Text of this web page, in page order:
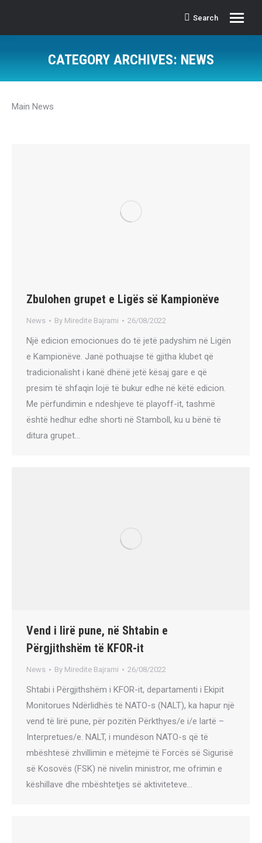
Search:
Search
CATEGORY ARCHIVES: NEWS
Main News
Zbulohen grupet e Ligës së Kampionëve
News By Miredite Bajrami 26/08/2022
Një edicion emocionues do të jetë padyshim në Ligën
e Kampionëve. Janë pothuajse të gjitha klubet që
tradicionalisht i kanë dhënë jetë kësaj gare e që
presim të shfaqin lojë të bukur edhe në këtë edicion.
Me përfundimin e ndeshjeve të playoff-it, tashmë
është hedhur edhe shorti në Stamboll, ku u bënë të
ditura grupet…
Vend i lirë pune, në Shtabin e
Përgjithshëm të KFOR-it
News By Miredite Bajrami 26/08/2022
Shtabi i Përgjithshëm i KFOR-it, departamenti i Ekipit
Monitorues Ndërlidhës të NATO-s (NALT), ka hapur një
vend të lirë pune, për pozitën Përkthyes/e i/e lartë –
Interpretues/e. NALT, i mundëson NATO-s që të
mbështesë zhvillimin e mëtejmë të Forcës së Sigurisë
së Kosovës (FSK) në nivelin ministror, me ofrimin e
këshillave dhe mbështetjes së aktiviteteve…